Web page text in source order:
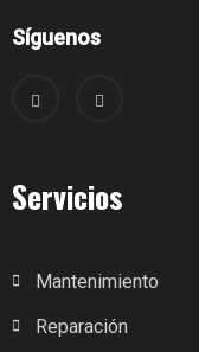
Síguenos
Servicios
Mantenimiento
Reparación